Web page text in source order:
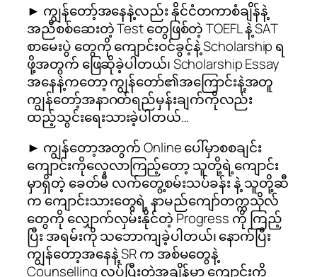
► ကျွန်တော့်အနေနဲ့လည်း နိုင်ငံတကာစံချိန်နဲ့
အညီစစ်ဆေးတဲ့ Test တွေဖြစ်တဲ့ TOEFL နဲ့ SAT
စာမေးပွဲ တွေကို ကျောင်းဝင်ခွင့်နဲ့ Scholarship ရ
ဖို့အတွက် ဖြေဆိုခဲ့ပါတယ်၊ Scholarship Essay
အနေနဲ့ကတော့ ကျွန်တော်၏အကြောင်းနဲ့အတူ
ကျွန်တော့်အနာဂတ်ရည်မှန်းချက်ကိုလည်း
ထည့်သွင်းရေးသားခဲ့ပါတယ်…
► ကျွန်တော့အတွက် Online ပေါ်မှာစစချင်း
ကျောင်းကိုလေ့လာကြည့်တော့ သူတို့ရဲ့ကျောင်း
မှာရှိတဲ့ ခေတ်မီ လက်တွေ့စမ်းသပ်ခန်း နဲ့ သူတို့ဆီ
က ကျောင်းသားတွေရဲ့ နာမည်ကျော်တက္ကသိုလ်
တွေကို လျှောက်လှမ်းနိုင်တဲ့ Progress ကို ကြည့်
ပြီး အရမ်းကို သဘောကျခဲ့ပါတယ်၊ နောက်ပြီး
ကျွန်တော့အနေနဲ့ SR က အစ်မတွေနဲ့
Counselling လုပ်ပြီးတဲ့အချိန်မှာ ကျောင်းကို